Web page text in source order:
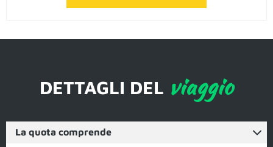
DETTAGLI DEL viaggio
La quota comprende